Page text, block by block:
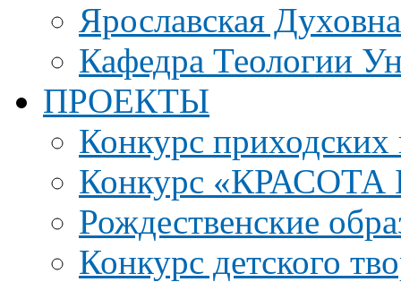
Ярославская
Кафедра Теологии
ПРОЕКТЫ
Конкурс приходских
Конкурс
Рождественские
Конкурс детского